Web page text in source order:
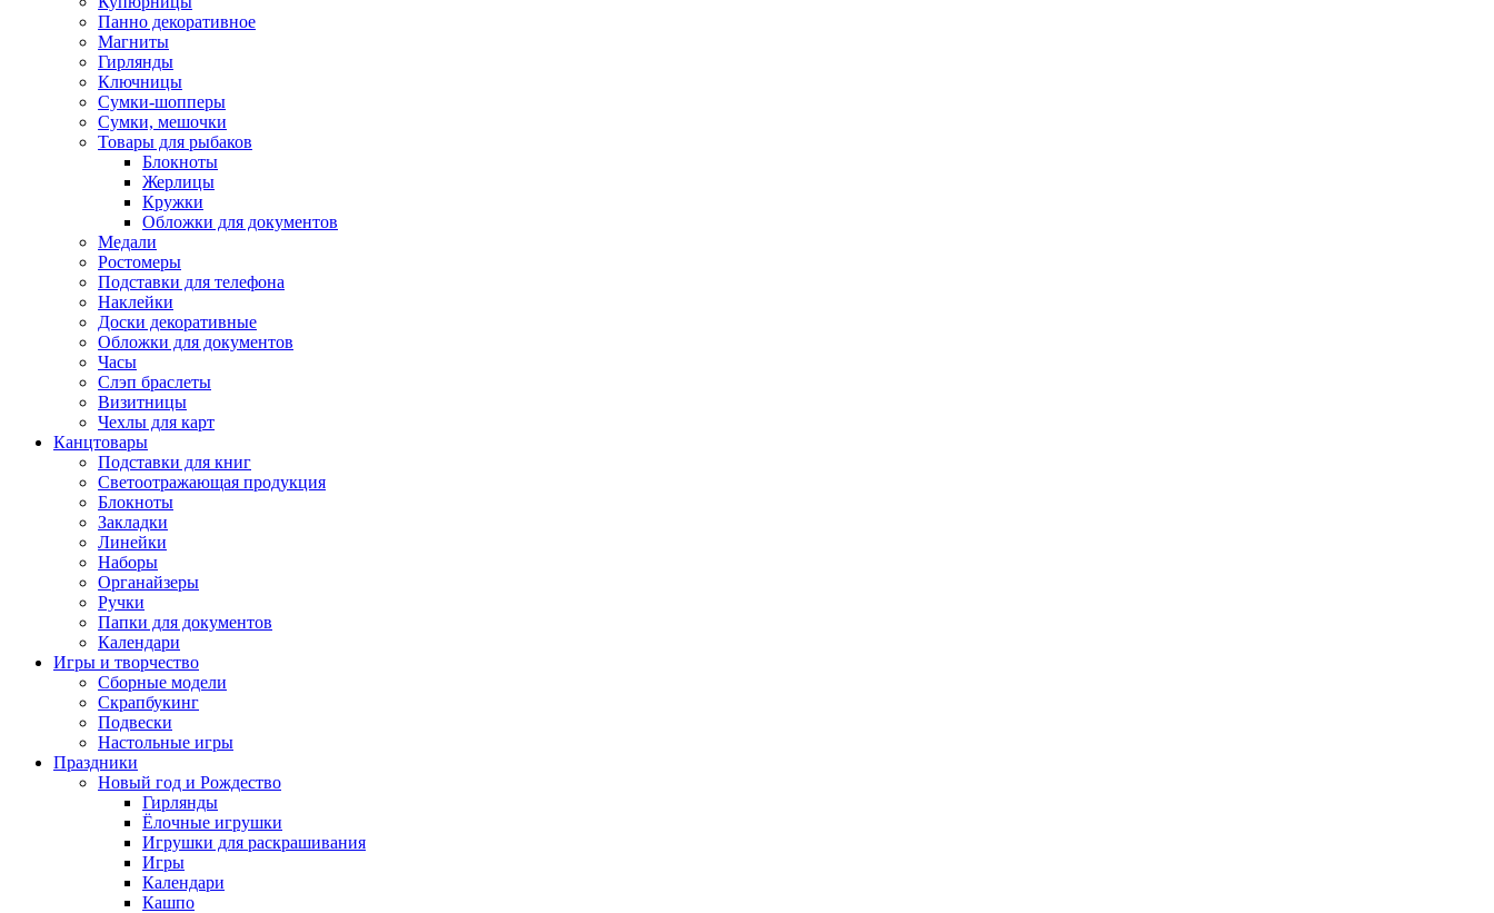
Панно декоративное
Магниты
Гирлянды
Ключницы
Сумки-шопперы
Сумки, мешочки
Товары для рыбаков
Блокноты
Жерлицы
Кружки
Обложки для документов
Медали
Ростомеры
Подставки для телефона
Наклейки
Доски декоративные
Обложки для документов
Часы
Слэп браслеты
Визитницы
Чехлы для карт
Канцтовары
Подставки для книг
Светоотражающая продукция
Блокноты
Закладки
Линейки
Наборы
Органайзеры
Ручки
Папки для документов
Календари
Игры и творчество
Сборные модели
Скрапбукинг
Подвески
Настольные игры
Праздники
Новый год и Рождество
Гирлянды
Ёлочные игрушки
Игрушки для раскрашивания
Игры
Календари
Кашпо